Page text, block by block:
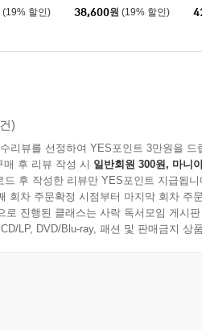
The Lober
(19% 할인)
nds [LP]
38,600원 (19% 할인)
[
)
리뷰를 선정하여 YES포인트 3만원을 드
매 후 리뷰 작성 시 일반회원 300원, 마니
드 후 작성한 리뷰만 YES포인트 지급됩니
회차 주문확정 시점부터 마지막 회차 주
로 진행된 클래스는 사락 독서모임 게시
LP, DVD/Blu-ray, 패션 및 판매금지 상